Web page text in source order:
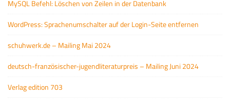
MySQL Befehl: Löschen von Zeilen in der Datenbank
WordPress: Sprachenumschalter auf der Login-Seite entfernen
schuhwerk.de – Mailing Mai 2024
deutsch-französischer-jugendliteraturpreis – Mailing Juni 2024
Verlag edition 703